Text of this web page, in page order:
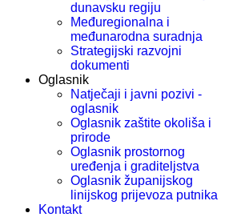
dunavsku regiju
Međuregionalna i
međunarodna suradnja
Strategijski razvojni
dokumenti
Oglasnik
Natječaji i javni pozivi -
oglasnik
Oglasnik zaštite okoliša i
prirode
Oglasnik prostornog
uređenja i graditeljstva
Oglasnik županijskog
linijskog prijevoza putnika
Kontakt